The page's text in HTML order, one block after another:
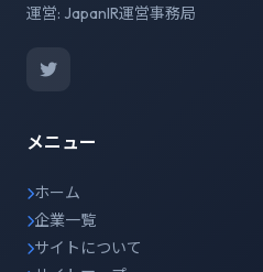
運営: JapanIR運営事務局
メニュー
ホーム
企業一覧
サイトについて